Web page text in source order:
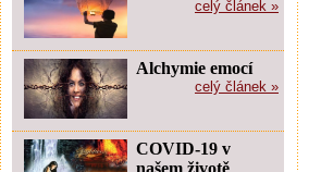
celý článek »
Alchymie emocí
celý článek »
COVID-19 v
našem životě